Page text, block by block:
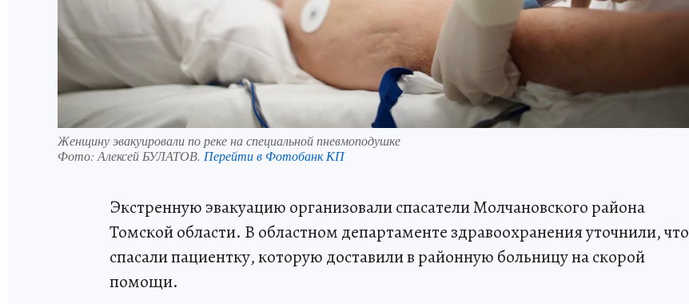
Женщину эвакуировали по реке на специальной пневмоподушке
Фото: Алексей БУЛАТОВ. Перейти в Фотобанк КП
Экстренную эвакуацию организовали спасатели Молчановского района
Томской области. В областном департаменте здравоохранения уточнили, что
спасали пациентку, которую доставили в районную больницу на скорой
помощи.